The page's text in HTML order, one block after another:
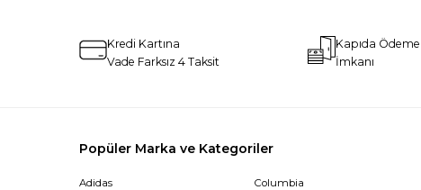
Kredi Kartına
Vade Farksız 4 Taksit
Kapıda Ödeme
İmkanı
Popüler Marka ve Kategoriler
Adidas
Columbia